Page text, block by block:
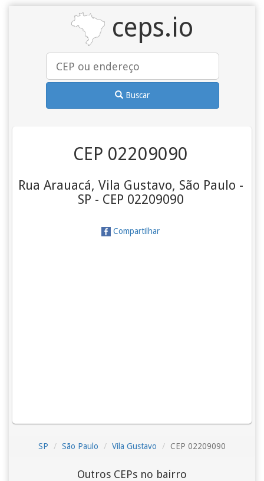
ceps.io
Buscar
CEP 02209090
Rua Arauacá, Vila Gustavo, São Paulo -
SP - CEP 02209090
Compartilhar
SP São Paulo Vila Gustavo CEP 02209090
Outros CEPs no bairro